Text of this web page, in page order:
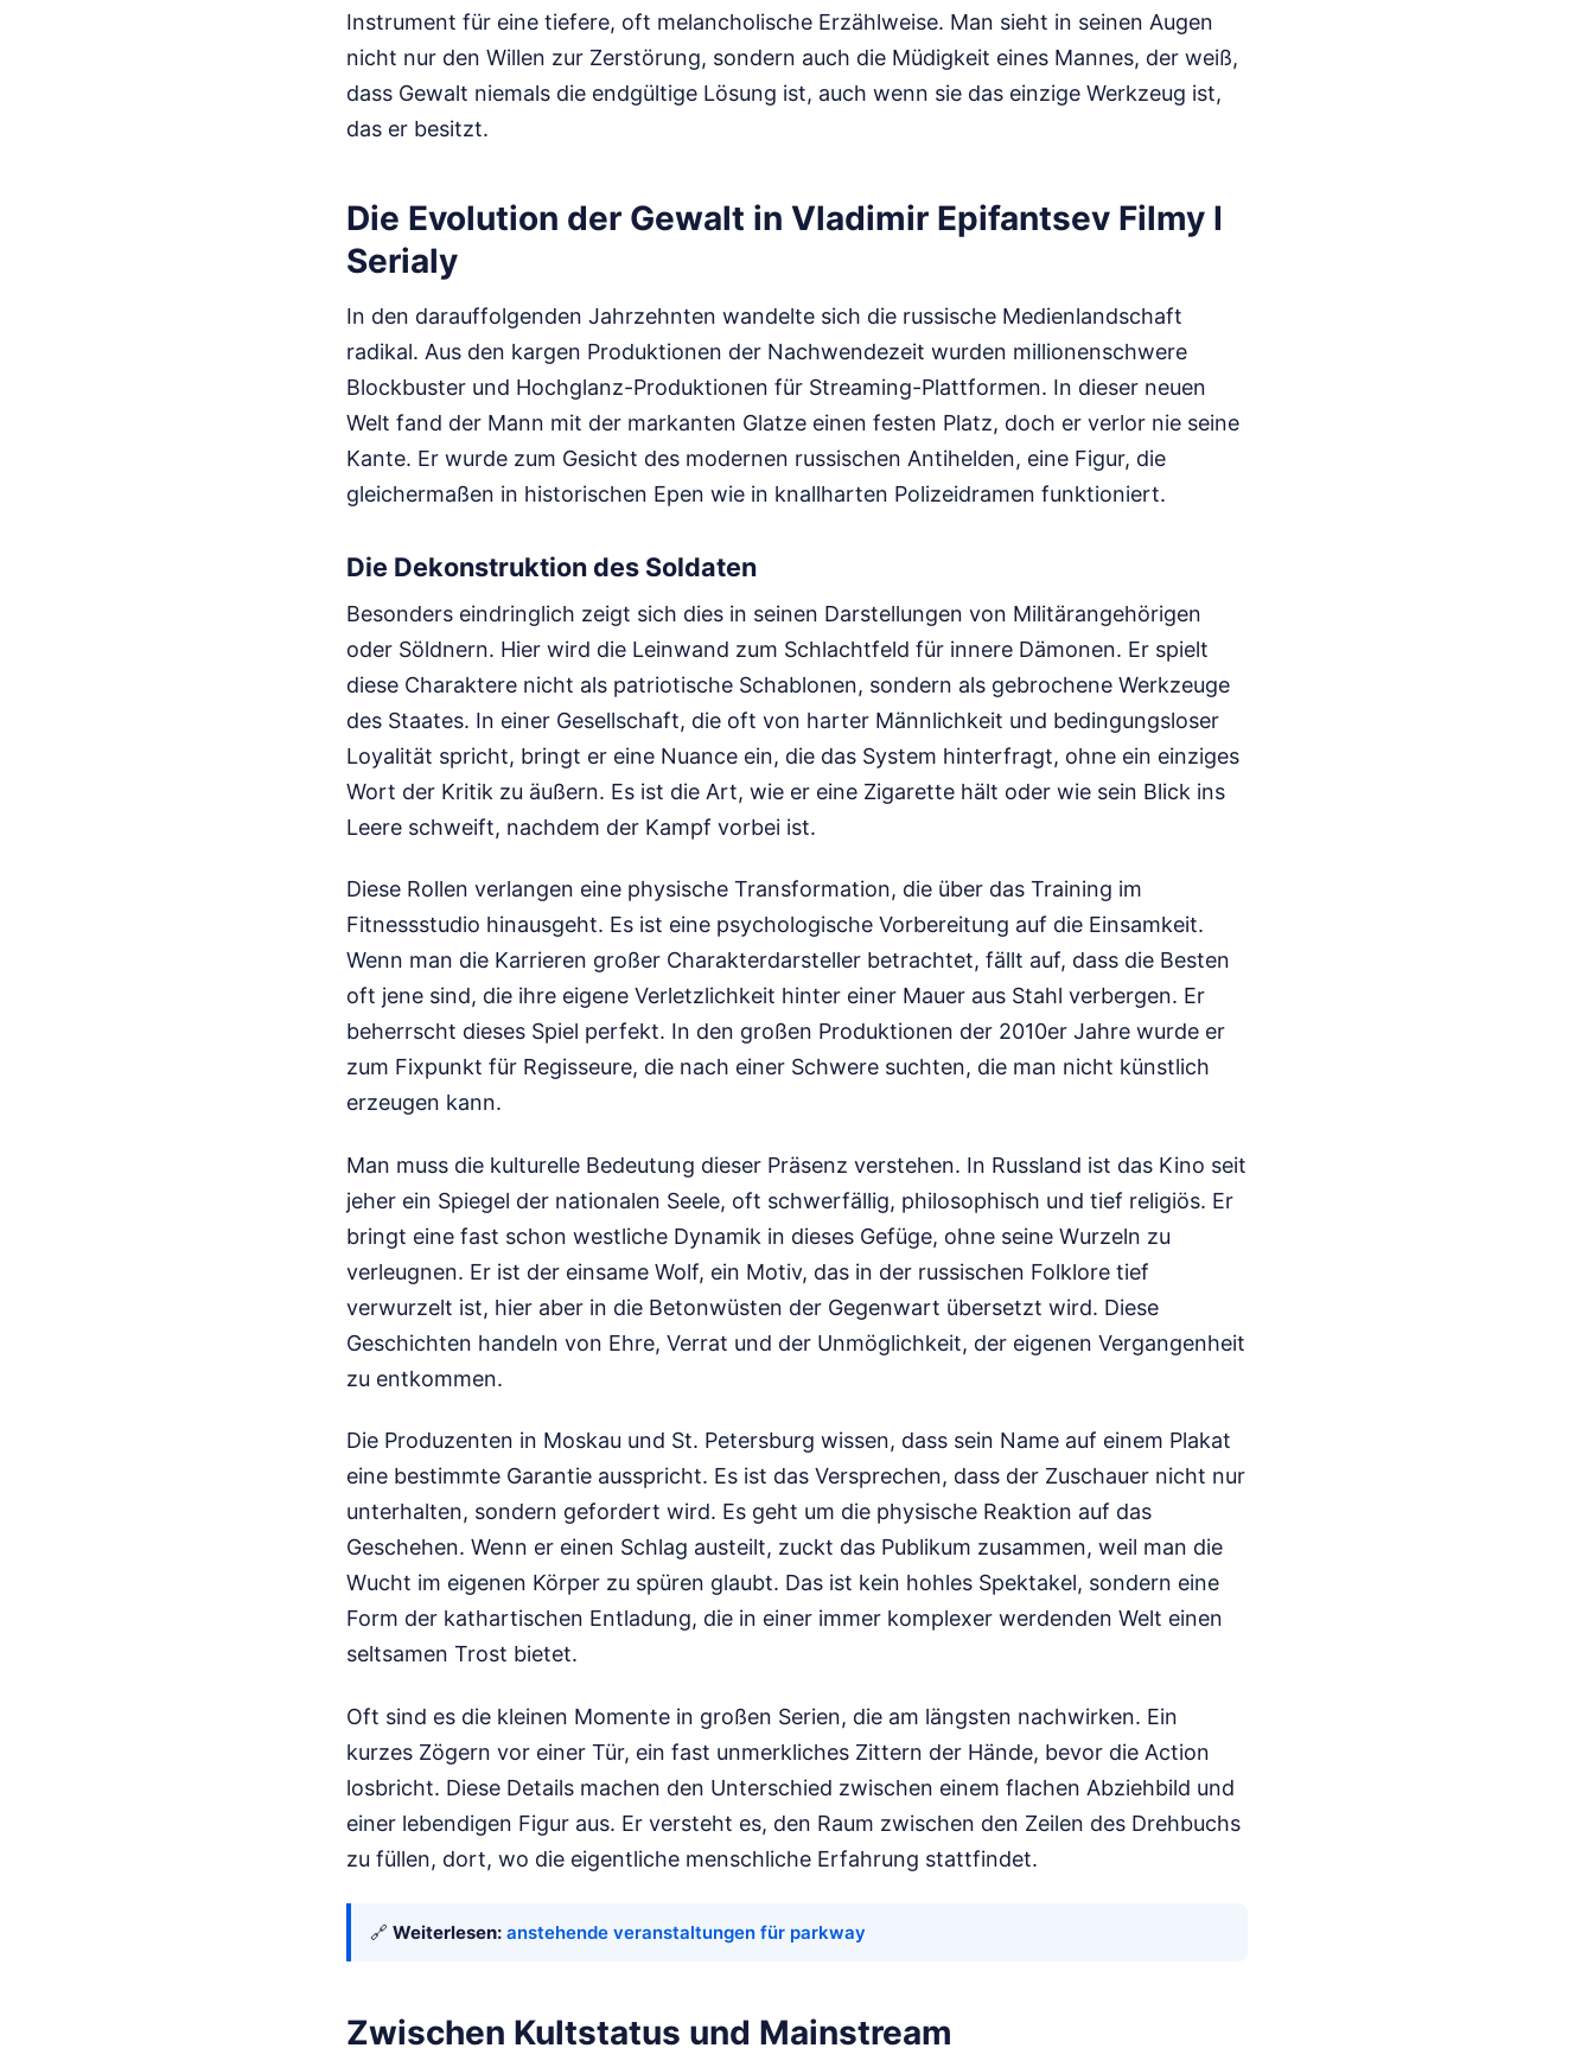
Instrument für eine tiefere, oft melancholische Erzählweise. Man sieht in seinen Augen
nicht nur den Willen zur Zerstörung, sondern auch die Müdigkeit eines Mannes, der weiß,
dass Gewalt niemals die endgültige Lösung ist, auch wenn sie das einzige Werkzeug ist,
das er besitzt.
Die Evolution der Gewalt in Vladimir Epifantsev Filmy I
Serialy
In den darauffolgenden Jahrzehnten wandelte sich die russische Medienlandschaft
radikal. Aus den kargen Produktionen der Nachwendezeit wurden millionenschwere
Blockbuster und Hochglanz-Produktionen für Streaming-Plattformen. In dieser neuen
Welt fand der Mann mit der markanten Glatze einen festen Platz, doch er verlor nie seine
Kante. Er wurde zum Gesicht des modernen russischen Antihelden, eine Figur, die
gleichermaßen in historischen Epen wie in knallharten Polizeidramen funktioniert.
Die Dekonstruktion des Soldaten
Besonders eindringlich zeigt sich dies in seinen Darstellungen von Militärangehörigen
oder Söldnern. Hier wird die Leinwand zum Schlachtfeld für innere Dämonen. Er spielt
diese Charaktere nicht als patriotische Schablonen, sondern als gebrochene Werkzeuge
des Staates. In einer Gesellschaft, die oft von harter Männlichkeit und bedingungsloser
Loyalität spricht, bringt er eine Nuance ein, die das System hinterfragt, ohne ein einziges
Wort der Kritik zu äußern. Es ist die Art, wie er eine Zigarette hält oder wie sein Blick ins
Leere schweift, nachdem der Kampf vorbei ist.
Diese Rollen verlangen eine physische Transformation, die über das Training im
Fitnessstudio hinausgeht. Es ist eine psychologische Vorbereitung auf die Einsamkeit.
Wenn man die Karrieren großer Charakterdarsteller betrachtet, fällt auf, dass die Besten
oft jene sind, die ihre eigene Verletzlichkeit hinter einer Mauer aus Stahl verbergen. Er
beherrscht dieses Spiel perfekt. In den großen Produktionen der 2010er Jahre wurde er
zum Fixpunkt für Regisseure, die nach einer Schwere suchten, die man nicht künstlich
erzeugen kann.
Man muss die kulturelle Bedeutung dieser Präsenz verstehen. In Russland ist das Kino seit
jeher ein Spiegel der nationalen Seele, oft schwerfällig, philosophisch und tief religiös. Er
bringt eine fast schon westliche Dynamik in dieses Gefüge, ohne seine Wurzeln zu
verleugnen. Er ist der einsame Wolf, ein Motiv, das in der russischen Folklore tief
verwurzelt ist, hier aber in die Betonwüsten der Gegenwart übersetzt wird. Diese
Geschichten handeln von Ehre, Verrat und der Unmöglichkeit, der eigenen Vergangenheit
zu entkommen.
Die Produzenten in Moskau und St. Petersburg wissen, dass sein Name auf einem Plakat
eine bestimmte Garantie ausspricht. Es ist das Versprechen, dass der Zuschauer nicht nur
unterhalten, sondern gefordert wird. Es geht um die physische Reaktion auf das
Geschehen. Wenn er einen Schlag austeilt, zuckt das Publikum zusammen, weil man die
Wucht im eigenen Körper zu spüren glaubt. Das ist kein hohles Spektakel, sondern eine
Form der kathartischen Entladung, die in einer immer komplexer werdenden Welt einen
seltsamen Trost bietet.
Oft sind es die kleinen Momente in großen Serien, die am längsten nachwirken. Ein
kurzes Zögern vor einer Tür, ein fast unmerkliches Zittern der Hände, bevor die Action
losbricht. Diese Details machen den Unterschied zwischen einem flachen Abziehbild und
einer lebendigen Figur aus. Er versteht es, den Raum zwischen den Zeilen des Drehbuchs
zu füllen, dort, wo die eigentliche menschliche Erfahrung stattfindet.
🔗 Weiterlesen: anstehende veranstaltungen für parkway
Zwischen Kultstatus und Mainstream